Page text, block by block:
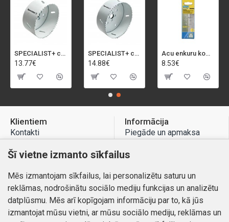
SPECIALIST+ caurumu zāģis BI-METAL, 92 mm
13.77€
SPECIALIST+ caurumu zāģis BI-METAL, 98 mm
14.88€
Acu enkuru komplekts, 3-13 mm, Rapid, 12 gab.
8.53€
Klientiem
Kontakti
Preču atgriešana
Mans profils
Pasūtījumi
Informācija
Piegāde un apmaksa
Atteikuma tiesības
Kontakti
Šī vietne izmanto sīkfailus
Mēs izmantojam sīkfailus, lai personalizētu saturu un
reklāmas, nodrošinātu sociālo mediju funkcijas un analizētu
datplūsmu. Mēs arī kopīgojam informāciju par to, kā jūs
izmantojat mūsu vietni, ar mūsu sociālo mediju, reklāmas un